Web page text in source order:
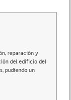
reparación y
del edificio del
pudiendo un